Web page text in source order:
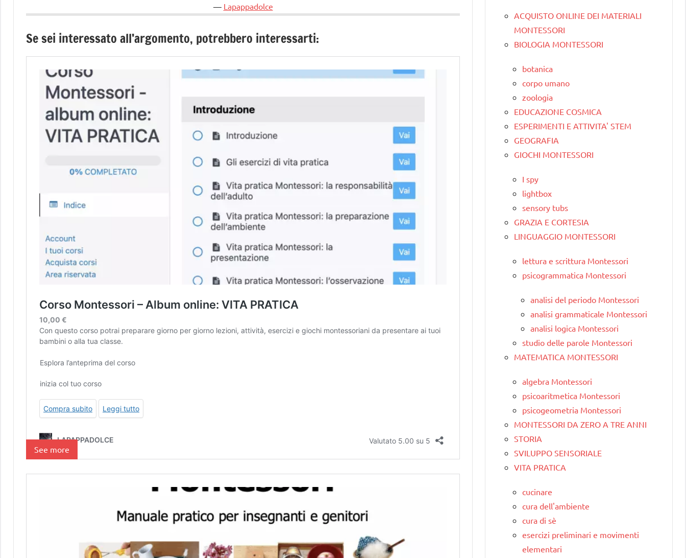
Lapappadolce
Se sei interessato all’argomento, potrebbero interessarti:
See more
ACQUISTO ONLINE DEI MATERIALI
MONTESSORI
BIOLOGIA MONTESSORI
botanica
corpo umano
zoologia
EDUCAZIONE COSMICA
ESPERIMENTI E ATTIVITA' STEM
GEOGRAFIA
GIOCHI MONTESSORI
I spy
lightbox
sensory tubs
GRAZIA E CORTESIA
LINGUAGGIO MONTESSORI
lettura e scrittura Montessori
psicogrammatica Montessori
analisi del periodo Montessori
analisi grammaticale Montessori
analisi logica Montessori
studio delle parole Montessori
MATEMATICA MONTESSORI
algebra Montessori
psicoaritmetica Montessori
psicogeometria Montessori
MONTESSORI DA ZERO A TRE ANNI
STORIA
SVILUPPO SENSORIALE
VITA PRATICA
cucinare
cura dell'ambiente
cura di sè
esercizi preliminari e movimenti
elementari